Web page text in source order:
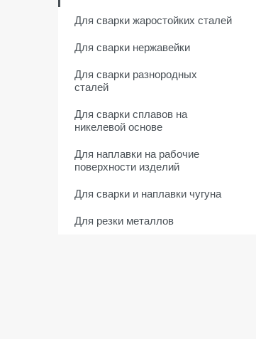
Для сварки жаростойких сталей
Для сварки нержавейки
Для сварки разнородных
сталей
Для сварки сплавов на
никелевой основе
Для наплавки на рабочие
поверхности изделий
Для сварки и наплавки чугуна
Для резки металлов